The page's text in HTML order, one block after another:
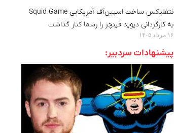
نتفلیکس ساخت اسپین‌آف آمریکایی Squid Game
به کارگردانی دیوید فینچر را رسما کنار گذاشت
۱۶ مرداد ۱۴۰۵
پیشنهادات سردبیر: